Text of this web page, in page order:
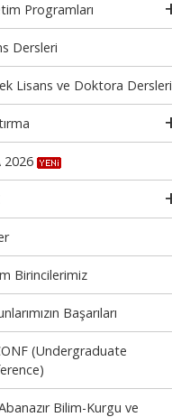
Programları
Dersleri
Lisans ve Doktora Dersleri
2026
Birincilerimiz
Başarıları
(Undergraduate
Bilim-Kurgu ve